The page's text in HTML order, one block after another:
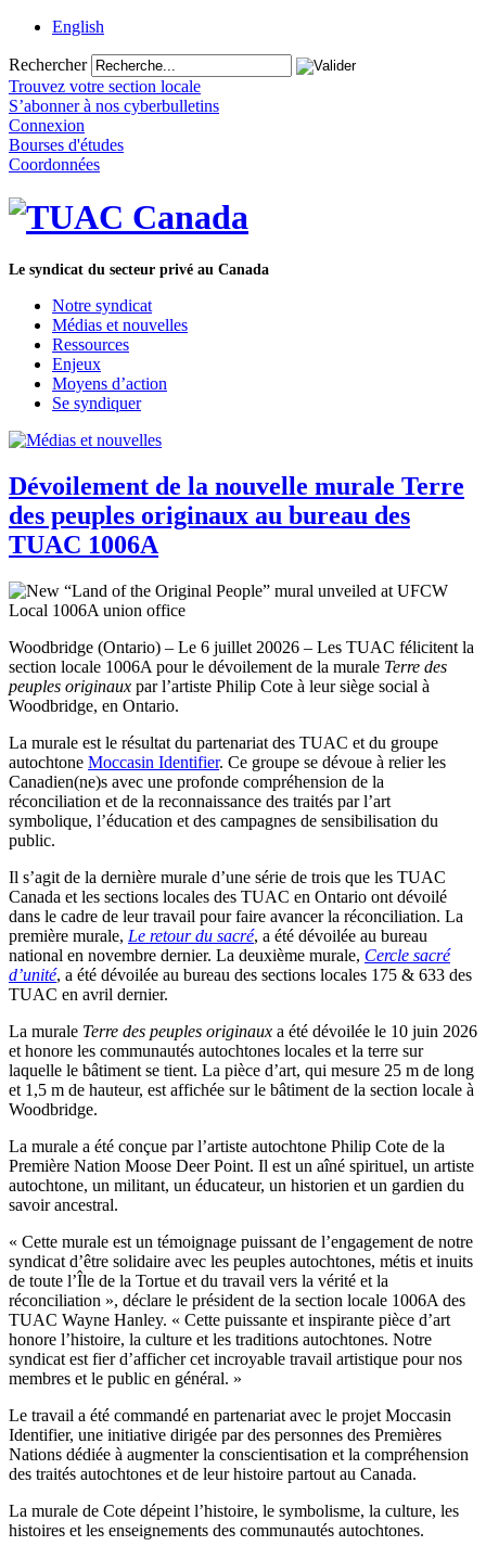
English
Rechercher
Trouvez votre section locale
S’abonner à nos cyberbulletins
Connexion
Bourses d'études
Coordonnées
Le syndicat du secteur privé au Canada
Notre syndicat
Médias et nouvelles
Ressources
Enjeux
Moyens d’action
Se syndiquer
Dévoilement de la nouvelle murale Terre
des peuples originaux au bureau des
TUAC 1006A
Woodbridge (Ontario) – Le 6 juillet 20026 – Les TUAC félicitent la
section locale 1006A pour le dévoilement de la murale Terre des
peuples originaux par l’artiste Philip Cote à leur siège social à
Woodbridge, en Ontario.
La murale est le résultat du partenariat des TUAC et du groupe
autochtone Moccasin Identifier. Ce groupe se dévoue à relier les
Canadien(ne)s avec une profonde compréhension de la
réconciliation et de la reconnaissance des traités par l’art
symbolique, l’éducation et des campagnes de sensibilisation du
public.
Il s’agit de la dernière murale d’une série de trois que les TUAC
Canada et les sections locales des TUAC en Ontario ont dévoilé
dans le cadre de leur travail pour faire avancer la réconciliation. La
première murale, Le retour du sacré, a été dévoilée au bureau
national en novembre dernier. La deuxième murale, Cercle sacré
d’unité, a été dévoilée au bureau des sections locales 175 & 633 des
TUAC en avril dernier.
La murale Terre des peuples originaux a été dévoilée le 10 juin 2026
et honore les communautés autochtones locales et la terre sur
laquelle le bâtiment se tient. La pièce d’art, qui mesure 25 m de long
et 1,5 m de hauteur, est affichée sur le bâtiment de la section locale à
Woodbridge.
La murale a été conçue par l’artiste autochtone Philip Cote de la
Première Nation Moose Deer Point. Il est un aîné spirituel, un artiste
autochtone, un militant, un éducateur, un historien et un gardien du
savoir ancestral.
« Cette murale est un témoignage puissant de l’engagement de notre
syndicat d’être solidaire avec les peuples autochtones, métis et inuits
de toute l’Île de la Tortue et du travail vers la vérité et la
réconciliation », déclare le président de la section locale 1006A des
TUAC Wayne Hanley. « Cette puissante et inspirante pièce d’art
honore l’histoire, la culture et les traditions autochtones. Notre
syndicat est fier d’afficher cet incroyable travail artistique pour nos
membres et le public en général. »
Le travail a été commandé en partenariat avec le projet Moccasin
Identifier, une initiative dirigée par des personnes des Premières
Nations dédiée à augmenter la conscientisation et la compréhension
des traités autochtones et de leur histoire partout au Canada.
La murale de Cote dépeint l’histoire, le symbolisme, la culture, les
histoires et les enseignements des communautés autochtones.